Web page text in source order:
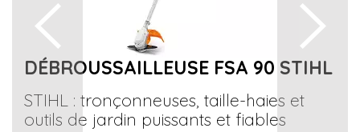
DÉBROUSSAILLEUSE FSA 90 STIHL
STIHL : tronçonneuses, taille-haies et
outils de jardin puissants et fiables